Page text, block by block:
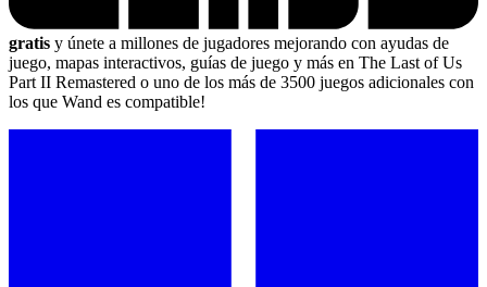
gratis y únete a millones de jugadores mejorando con ayudas de
juego, mapas interactivos, guías de juego y más en The Last of Us
Part II Remastered o uno de los más de 3500 juegos adicionales con
los que Wand es compatible!